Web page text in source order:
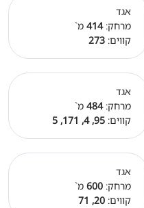
אגד
מרחק:414 מ`
קווים: 273
אגד
מרחק:484 מ`
קווים: 95, 4, 171, 5
אגד
מרחק: 600 מ`
קווים: 20, 71